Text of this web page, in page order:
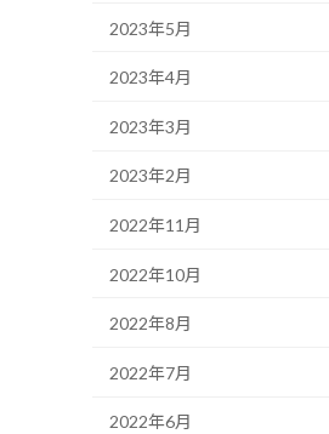
2023年5月
2023年4月
2023年3月
2023年2月
2022年11月
2022年10月
2022年8月
2022年7月
2022年6月